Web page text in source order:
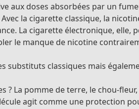
aux doses absorbées par un
Avec la cigarette classique, la
La cigarette électronique, elle,
le manque de nicotine
classiques mais
? La pomme de terre, le chou-
agit comme une protection